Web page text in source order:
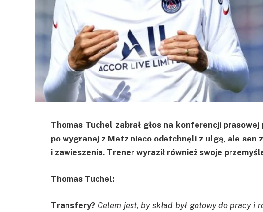
Thomas Tuchel zabrał głos na konferencji
po wygranej z Metz nieco odetchnęli z ulgą, ale sen
i zawieszenia. Trener wyraził również swoje
Thomas Tuchel:
Transfery? Celem jest, by skład był gotowy do pracy i